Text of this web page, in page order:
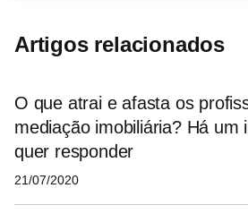
Artigos relacionados
O que atrai e afasta os
mediação imobiliária? Há um
quer responder
21/07/2020